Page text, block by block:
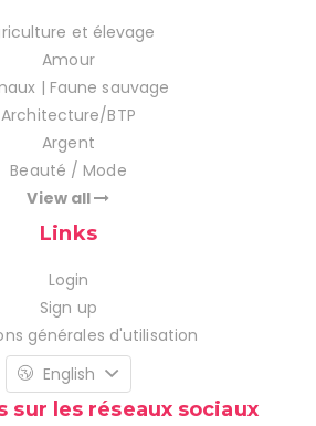
et élevage
Amour
| Faune sauvage
Architecture/BTP
Argent
Beauté / Mode
View all
Links
Login
Sign up
générales d'utilisation
English
sur les réseaux sociaux